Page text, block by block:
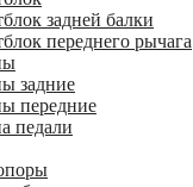
задней балки
переднего рычага
задние
передние
педали